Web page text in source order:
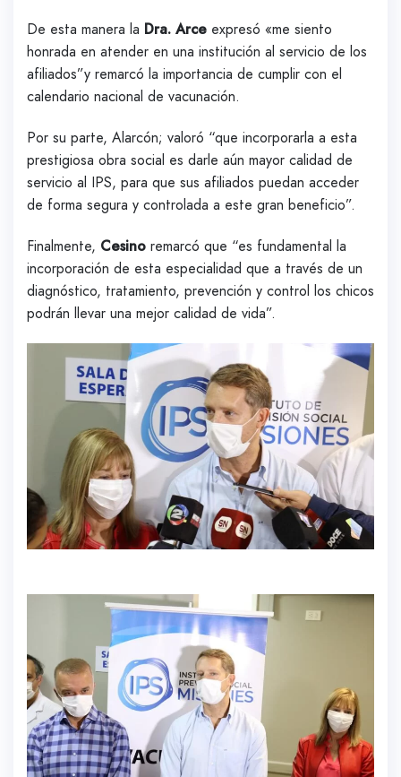
De esta manera la Dra. Arce expresó «me siento
honrada en atender en una institución al servicio de los
afiliados”y remarcó la importancia de cumplir con el
calendario nacional de vacunación.
Por su parte, Alarcón; valoró “que incorporarla a esta
prestigiosa obra social es darle aún mayor calidad de
servicio al IPS, para que sus afiliados puedan acceder
de forma segura y controlada a este gran beneficio”.
Finalmente, Cesino remarcó que “es fundamental la
incorporación de esta especialidad que a través de un
diagnóstico, tratamiento, prevención y control los chicos
podrán llevar una mejor calidad de vida”.